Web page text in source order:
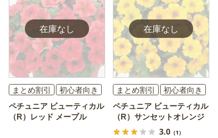
まとめ割引
初心者向き
ペチュニア ビューティカル
（R）レッド メープル
まとめ割引
初心者向き
ペチュニア ビューティカル
（R）サンセットオレンジ
3.0（1）